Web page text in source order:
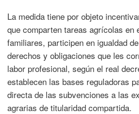
La medida tiene por objeto
que comparten tareas agrícolas en
familiares, participen en igualdad
derechos y obligaciones que les
labor profesional, según el real
establecen las bases reguladoras
directa de las subvenciones a las
agrarias de titularidad compartida.